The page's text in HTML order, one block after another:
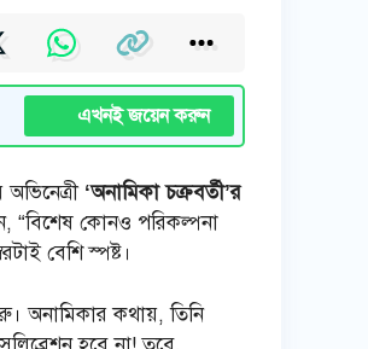
এখনই জয়েন করুন
‘অনামিকা চক্রবর্তী’র
“বিশেষ কোনও পরিকল্পনা
বেশি স্পষ্ট।
অনামিকার কথায়, তিনি